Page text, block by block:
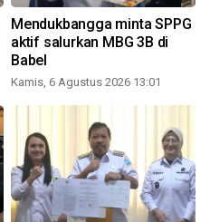
Mendukbangga minta SPPG
aktif salurkan MBG 3B di
Babel
Kamis, 6 Agustus 2026 13:01